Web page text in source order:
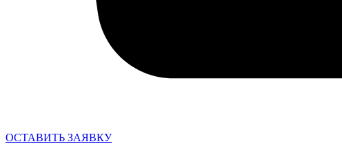
ОСТАВИТЬ ЗАЯВКУ